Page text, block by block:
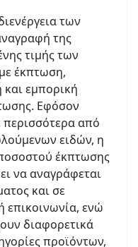
των
της
τιμής των
έκπτωση,
και εμπορική
Εφόσον
περισσότερα από
ειδών, η
έκπτωσης
να αναγράφεται
και σε
επικοινωνία, ενώ
διαφορετικά
προϊόντων,